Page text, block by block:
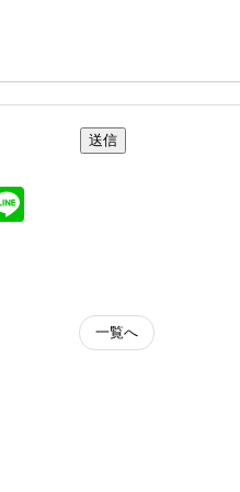
送信
一覧へ